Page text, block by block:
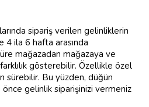
sipariş verilen gelinliklerin
4 ila 6 hafta arasında
mağazadan mağazaya ve
gösterebilir. Özellikle özel
sürebilir. Bu yüzden, düğün
gelinlik siparişinizi vermeniz